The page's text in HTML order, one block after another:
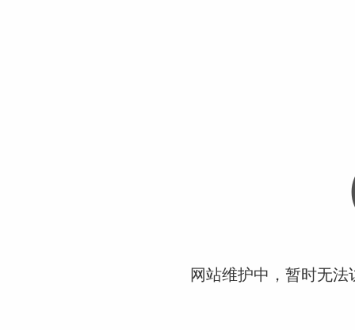
网站维护中，暂时无